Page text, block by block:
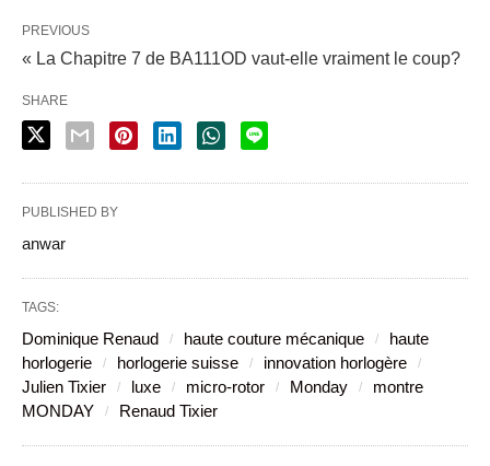
PREVIOUS
« La Chapitre 7 de BA111OD vaut-elle vraiment le coup?
SHARE
PUBLISHED BY
anwar
TAGS:
Dominique Renaud haute couture mécanique
haute
horlogerie
horlogerie suisse
innovation horlogère
Julien Tixier
luxe micro-rotor Monday
montre
MONDAY
Renaud Tixier